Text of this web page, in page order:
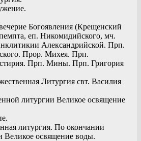
Богоявления (Крещенский
еп. Никомидийского, мч.
Александрийской. Прп.
Прор. Михея. Прп.
Прп. Мины. Прп. Григория
Литургия свт. Василия
литургии Великое освящение
литургия. По окончании
Великое освящение воды.